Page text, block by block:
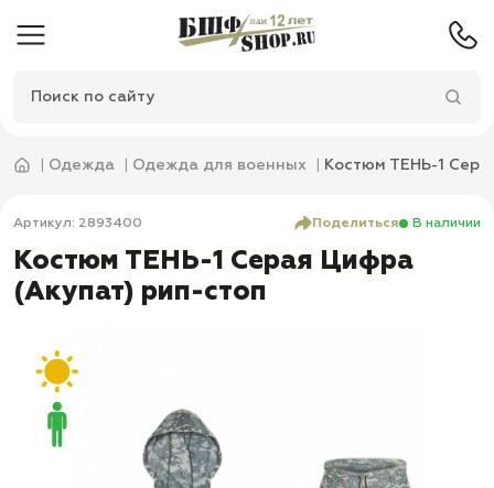
Одежда Одежда для военных Костюм ТЕНЬ-1
Артикул: 2893400 Поделиться В наличии
Костюм ТЕНЬ-1 Серая Цифра
(Акупат) рип-стоп